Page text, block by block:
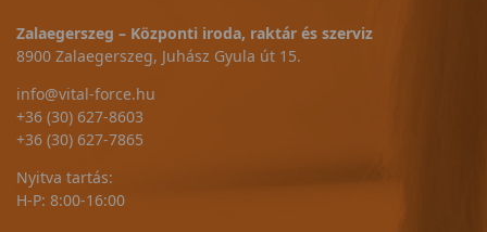
Zalaegerszeg – Központi iroda, raktár és szerviz
8900 Zalaegerszeg, Juhász Gyula út 15.
info@vital-force.hu
+36 (30) 627-8603
+36 (30) 627-7865
Nyitva tartás:
H-P: 8:00-16:00